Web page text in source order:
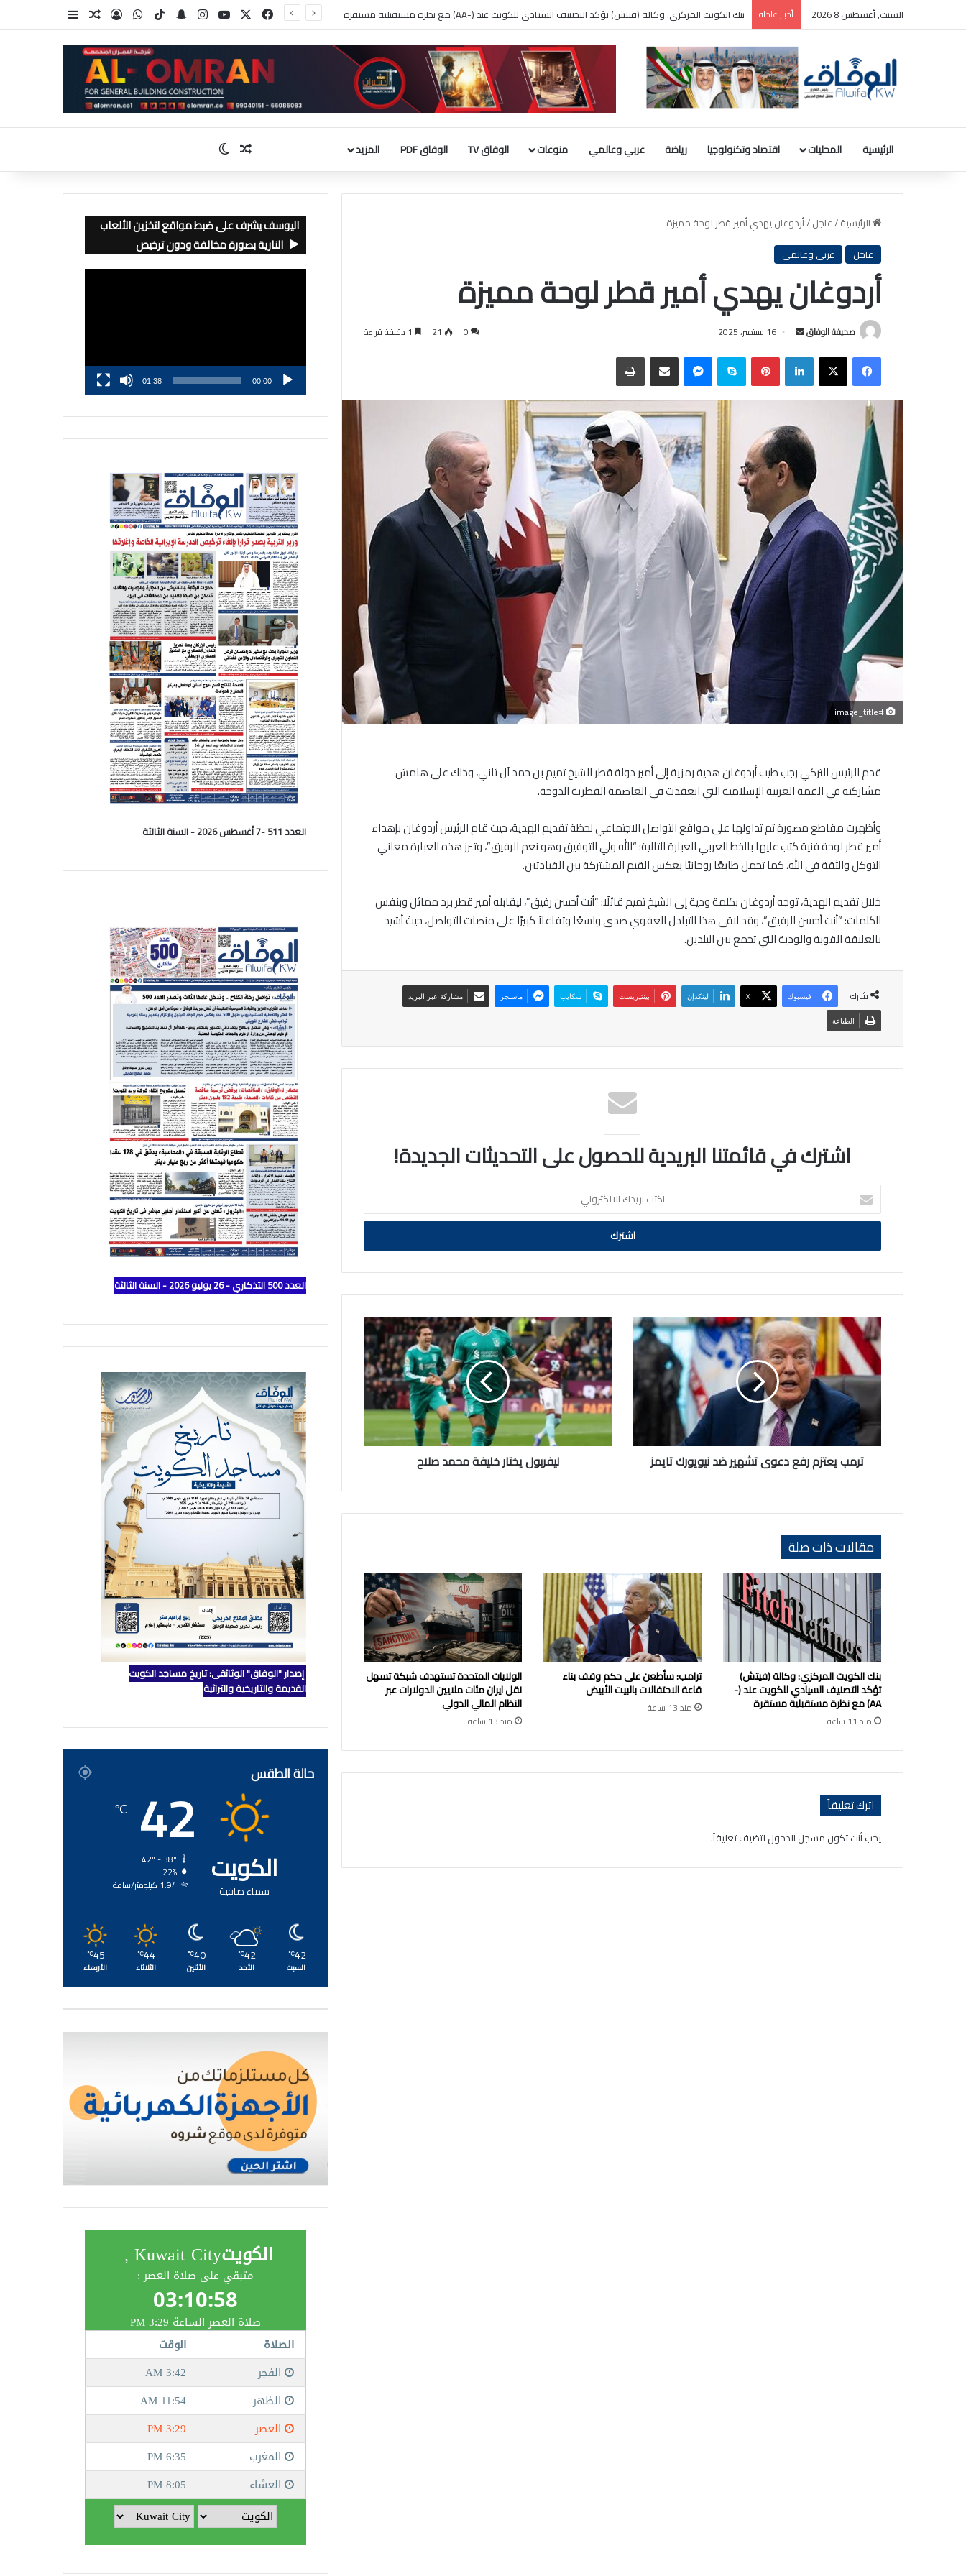
السبت, أغسطس 8 2026 أخبار عاجلة ترامب: سأطعن على حكم وقف بناء قاعة الاحتفالات بالبيت الأبيض فيسبوك ‫YouTubeانستقرامسناب تشات
‫TikTokواتسابتسجيل الدخول
مقال عشوائي
إضافة عمود
الرئيسية المحليات اقتصاد وتكنولوجيا رياضة عربي وعالمي منوعات الوفاق TV الوفاق PDF المزيد مقال عشوائي
الوضع المظلم
الرئيسية/عاجل/أردوغان يهدي أمير قطر لوحة مميزة
عاجل
عربي وعالمي
أردوغان يهدي أمير قطر لوحة مميزة
صحيفة الوفاق
أرسل
إلكترونيا
16 سبتمبر، 2025 0
21
فيسبوك‫X لينكدإن بينتيريستسكايب ماسنجر مشاركة عبر البريد الطباعة
#image_title
قدم الرئيس التركي رجب طيب أردوغان هدية رمزية إلى أمير دولة قطر الشيخ تميم بن حمد آل ثاني، وذلك على هامش
مشاركته في القمة العربية الإسلامية التي انعقدت في العاصمة القطرية الدوحة.
وأظهرت مقاطع مصورة تم تداولها على مواقع التواصل الاجتماعي لحظة تقديم الهدية، حيث قام الرئيس أردوغان بإهداء
أمير قطر لوحة فنية كتب عليها بالخط العربي العبارة التالية: “الله ولي التوفيق وهو نعم الرفيق”، وتبرز هذه العبارة معاني
التوكل والثقة في الله، كما تحمل طابعًا روحانيًا يعكس القيم المشتركة بين القيادتين.
خلال تقديم الهدية، توجه أردوغان بكلمة ودية إلى الشيخ تميم قائلًا: “أنت أحسن رفيق”، ليقابله أمير قطر برد مماثل وبنفس
الكلمات: “أنت أحسن الرفيق”، وقد لاقى هذا التبادل العفوي صدى واسعًا وتفاعلاً كبيرًا على منصات التواصل، حيث أشيد
بالعلاقة القوية والودية التي تجمع بين البلدين.
شارك فيسبوك ‫X لينكدإن بينتيريست سكايب ماسنجر مشاركة عبر البريد
الطباعة
اشترك في قائمتنا البريدية للحصول على التحديثات الجديدة!
اكتب
بريدك
الالكتروني
ترمب
يعتزم
رفع
دعوى
تشهير
ضد
نيويورك
تايمز
ترمب يعتزم رفع دعوى تشهير ضد نيويورك تايمز
ليفربول
يختار
خليفة
محمد
صلاح
ليفربول يختار خليفة محمد صلاح
مقالات ذات صلة
بنك الكويت المركزي: وكالة (فيتش)
تؤكد التصنيف السيادي للكويت عند (-
AA) مع نظرة مستقبلية مستقرة
منذ 11 ساعة
ترامب: سأطعن على حكم وقف بناء
قاعة الاحتفالات بالبيت الأبيض
منذ 13 ساعة
الولايات المتحدة تستهدف شبكة تسهل
نقل ايران مئات ملايين الدولارات عبر
النظام المالي الدولي
منذ 13 ساعة
اترك تعليقاً
يجب أنت تكون مسجل الدخول لتضيف تعليقاً.
اليوسف يشرف على ضبط مواقع لتخزين الألعاب
النارية بصورة مخالفة ودون ترخيص
00:00
01:38
العدد 511 -7 أغسطس 2026 - السنة الثالثة
العدد 500 التذكاري - 26 يوليو 2026 - السنة الثالثة
إصدار "الوفاق" الوثائقي: تاريخ مساجد الكويت
القديمة والتاريخية والتراثية
حالة الطقس
الكويت
سماء صافية
42
℃
22%
1.94 كيلومتر/ساعة
42
℃
السبت
42
℃
الأحد
40
℃
الأثنين
44
℃
الثلاثاء
45
℃
الأربعاء